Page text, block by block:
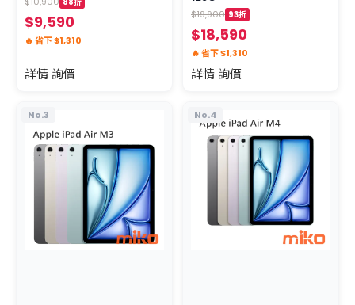
$9,590
🔥 省下 $1,310
詳情 詢價
$19,900 93折
$18,590
🔥 省下 $1,310
詳情 詢價
No.3 No.4